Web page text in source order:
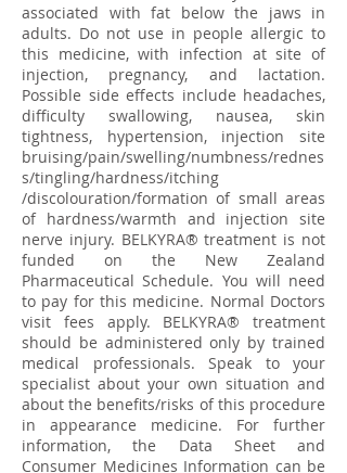
associated with fat below the jaws in
adults. Do not use in people allergic to
this medicine, with infection at site of
injection, pregnancy, and lactation.
Possible side effects include headaches,
difficulty swallowing, nausea, skin
tightness, hypertension, injection site
bruising/pain/swelling/numbness/rednes
s/tingling/hardness/itching
/discolouration/formation of small areas
of hardness/warmth and injection site
nerve injury. BELKYRA® treatment is not
funded on the New Zealand
Pharmaceutical Schedule. You will need
to pay for this medicine. Normal Doctors
visit fees apply. BELKYRA® treatment
should be administered only by trained
medical professionals. Speak to your
specialist about your own situation and
about the benefits/risks of this procedure
in appearance medicine. For further
information, the Data Sheet and
Consumer Medicines Information can be